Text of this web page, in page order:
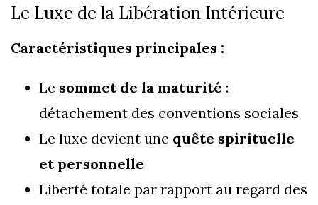
Le Luxe de la Libération Intérieure
Caractéristiques principales :
Le sommet de la maturité :
détachement des conventions sociales
Le luxe devient une quête spirituelle
et personnelle
Liberté totale par rapport au regard des